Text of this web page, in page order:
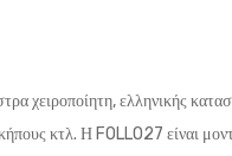
χειροποίητη, ελληνικής
κτλ. Η FOLLO27 είναι